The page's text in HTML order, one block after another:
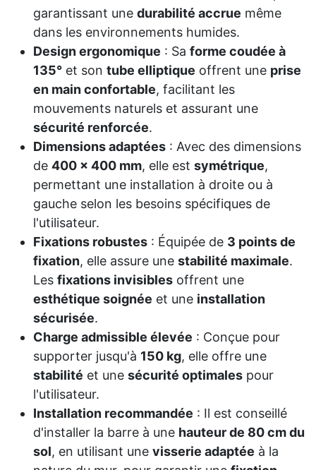
garantissant une durabilité accrue même
dans les environnements humides.
Design ergonomique : Sa forme coudée à
135° et son tube elliptique offrent une prise
en main confortable, facilitant les
mouvements naturels et assurant une
sécurité renforcée.
Dimensions adaptées : Avec des dimensions
de 400 x 400 mm, elle est symétrique,
permettant une installation à droite ou à
gauche selon les besoins spécifiques de
l'utilisateur.
Fixations robustes : Équipée de 3 points de
fixation, elle assure une stabilité maximale.
Les fixations invisibles offrent une
esthétique soignée et une installation
sécurisée.
Charge admissible élevée : Conçue pour
supporter jusqu'à 150 kg, elle offre une
stabilité et une sécurité optimales pour
l'utilisateur.
Installation recommandée : Il est conseillé
d'installer la barre à une hauteur de 80 cm du
sol, en utilisant une visserie adaptée à la